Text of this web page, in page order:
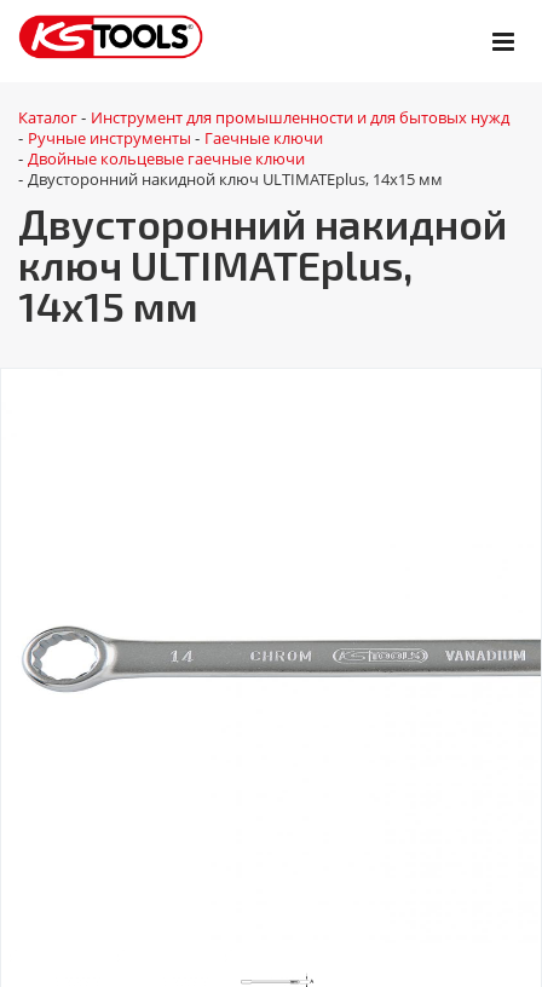
Каталог - Инструмент для промышленности и для бытовых нужд
- Ручные инструменты - Гаечные ключи
- Двойные кольцевые гаечные ключи
- Двусторонний накидной ключ ULTIMATEplus, 14x15 мм
Двусторонний накидной
ключ ULTIMATEplus,
14x15 мм